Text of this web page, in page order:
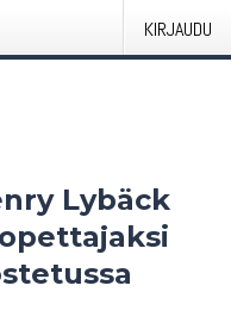
KIRJAUDU
Lybäck